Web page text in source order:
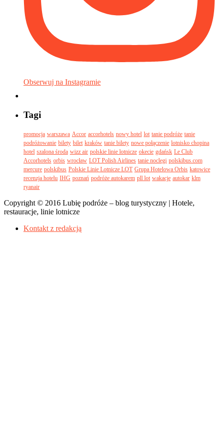
Obserwuj na Instagramie
Tagi
promocja warszawa Accor accorhotels nowy hotel lot tanie podróże tanie
podróżowanie bilety bilet kraków tanie bilety nowe połączenie lotnisko chopina
hotel szalona środa wizz air polskie linie lotnicze okecie gdańsk Le Club
Accorhotels orbis wrocław LOT Polish Airlines tanie noclegi polskibus.com
mercure polskibus Polskie Linie Lotnicze LOT Grupa Hotelowa Orbis katowice
recenzja hotelu IHG poznań podróże autokarem pll lot wakacje autokar klm
ryanair
Copyright © 2016 Lubię podróże – blog turystyczny | Hotele,
restauracje, linie lotnicze
Kontakt z redakcją